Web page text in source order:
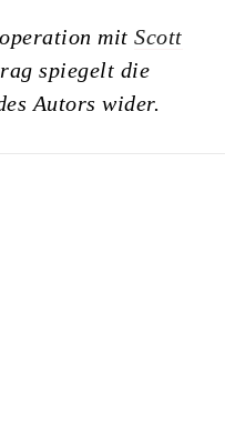
mitScott
spiegelt die
Autors wider.